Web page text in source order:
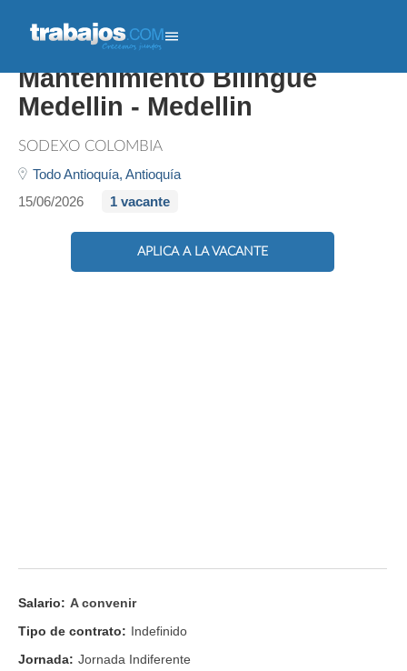
Planeador De
Mantenimiento Bilingüe
Medellin - Medellin
SODEXO COLOMBIA
Todo Antioquía, Antioquía
15/06/2026
1 vacante
APLICA A LA VACANTE
Salario: A convenir
Tipo de contrato: Indefinido
Jornada: Jornada Indiferente